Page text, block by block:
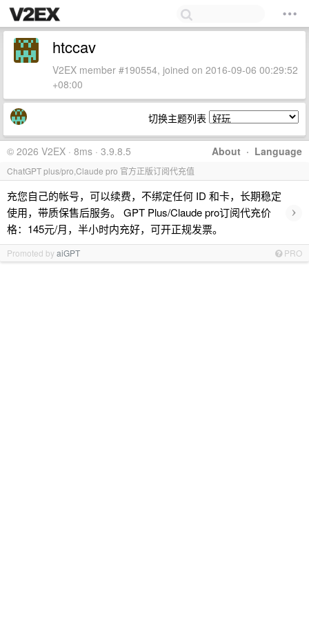
htccav
V2EX member #190554, joined on 2016-09-06 00:29:52
+08:00
切换主题列表
About · Language
© 2026 V2EX · 8ms · 3.9.8.5
ChatGPT plus/pro,Claude pro 官方正版订阅代充值
充您自己的帐号，可以续费，不绑定任何 ID 和卡，长期稳定
使用，带质保售后服务。 GPT Plus/Claude pro订阅代充价
格：145元/月，半小时内充好，可开正规发票。
›
Promoted byaiGPT PRO